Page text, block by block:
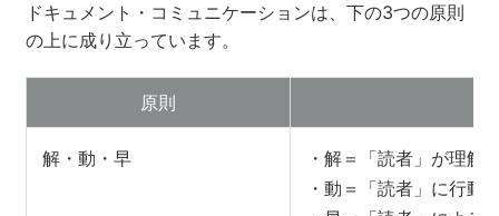
ドキュメント・コミュニケーションは、下の3つの原則
の上に成り立っています。
原則
解・動・早
・解＝「読者」が理解
・動＝「読者」に行動